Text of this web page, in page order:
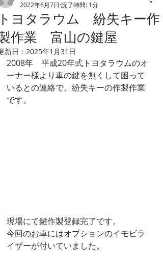
ヨタラウム 紛失キー作
作業 富山の鍵屋
2022年6月7日 読了時間: 1分
新日： 2025年1月31日
2008年　平成20年式トヨタラウムのオ
ーナー様より車の鍵を無くして困って
いるとの連絡で、紛失キーの作製作業
です。
現場にて鍵作製登録完了です。
今回のお車にはオプションのイモビラ
イザーが付いていました。